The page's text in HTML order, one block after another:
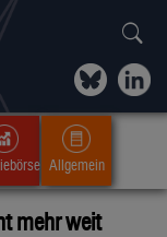
Allgemein
mehr weit